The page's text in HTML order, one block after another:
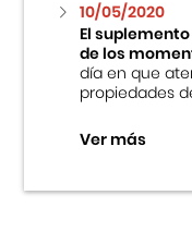
10/05/2020
El
de los
día en que
propiedades
Ver más